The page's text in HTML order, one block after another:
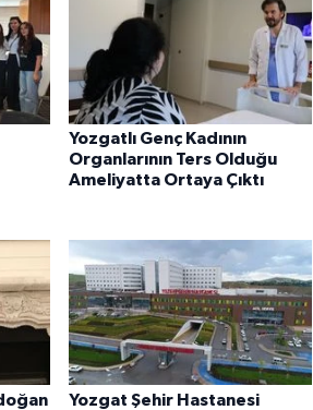
Yozgatlı Genç Kadının
Organlarının Ters Olduğu
Ameliyatta Ortaya Çıktı
Yozgat Şehir Hastanesi